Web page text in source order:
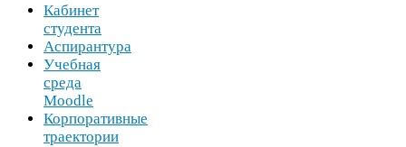
Кабинет
студента
Аспирантура
Учебная
среда
Moodle
Корпоративные
траектории